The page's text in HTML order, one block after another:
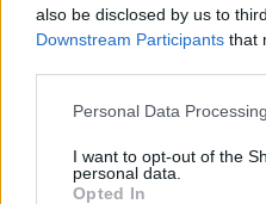
also be disclosed by us to
Downstream Participants that
Personal Data
I want to opt-out of the
personal data.
Opted In
– prosegue l’Assessore – che
diversi personaggi straordinari.
ancora in piena attività come
non passava inosservato, sia
quella umana. Un uomo